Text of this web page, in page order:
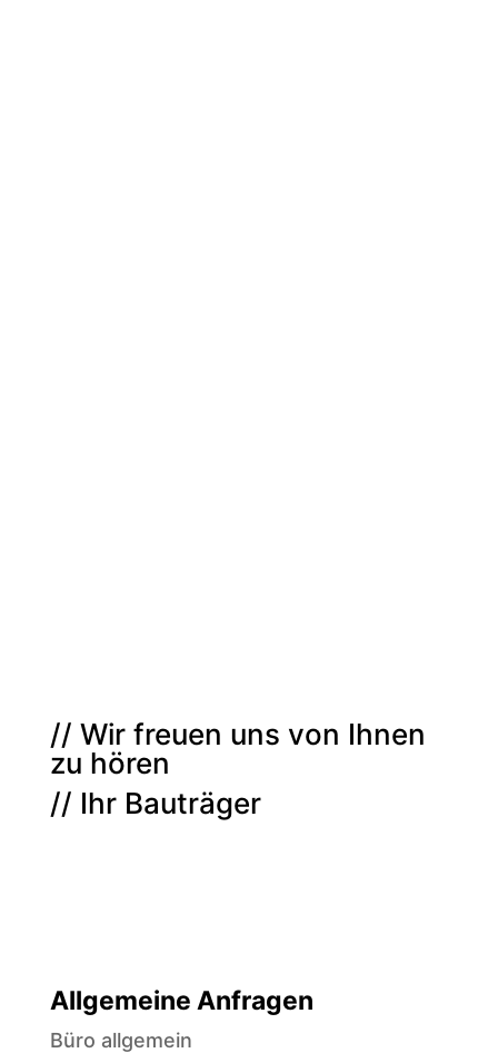
// Wir freuen uns von Ihnen
zu hören
// Ihr Bauträger
Allgemeine Anfragen
Büro allgemein